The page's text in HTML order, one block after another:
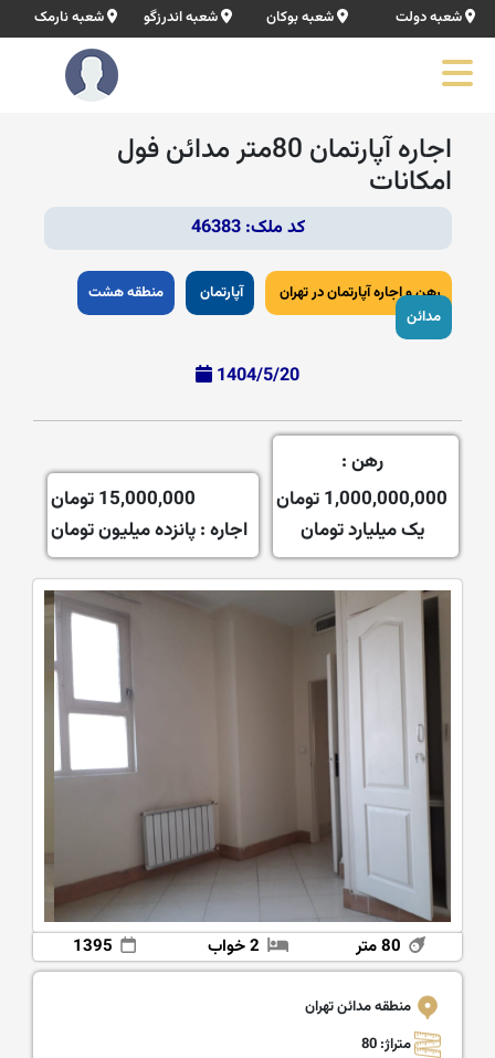
شعبه دولت شعبه بوکان شعبه اندرزگو شعبه نارمک
اجاره آپارتمان 80متر مدائن فول
امکانات
کد ملک: 46383
رهن و اجاره آپارتمان در تهران آپارتمان
منطقه هشت
مدائن
1404/5/20
رهن :
1,000,000,000 تومان
یک میلیارد تومان
اجاره :
15,000,000 تومان
پانزده میلیون تومان
80 متر 2 خواب 1395
منطقه مدائن تهران
متراژ: 80